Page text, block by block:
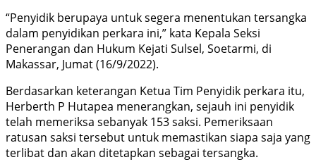
“Penyidik berupaya untuk segera menentukan tersangka
dalam penyidikan perkara ini,” kata Kepala Seksi
Penerangan dan Hukum Kejati Sulsel, Soetarmi, di
Makassar, Jumat (16/9/2022).
Berdasarkan keterangan Ketua Tim Penyidik perkara itu,
Herberth P Hutapea menerangkan, sejauh ini penyidik
telah memeriksa sebanyak 153 saksi. Pemeriksaan
ratusan saksi tersebut untuk memastikan siapa saja yang
terlibat dan akan ditetapkan sebagai tersangka.